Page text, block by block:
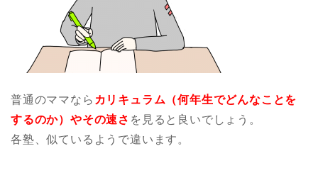
普通のママなら カリキュラム（何年生でどんなことを
するのか）やその速さ を見ると良いでしょう。
各塾、似ているようで違います。